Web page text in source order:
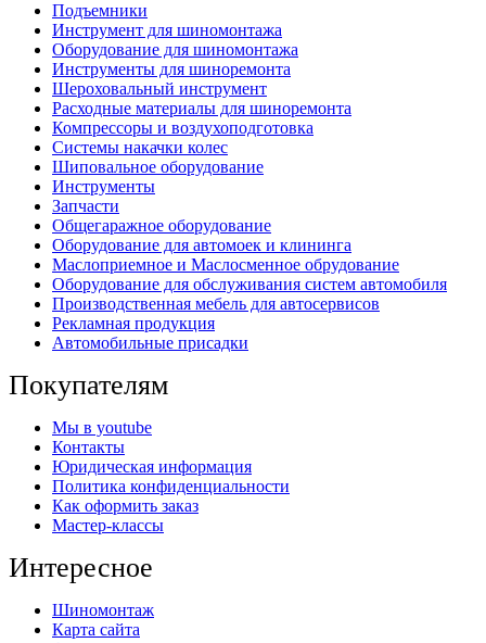
Подъемники
Инструмент для шиномонтажа
Оборудование для шиномонтажа
Инструменты для шиноремонта
Шероховальный инструмент
Расходные материалы для шиноремонта
Компрессоры и воздухоподготовка
Системы накачки колес
Шиповальное оборудование
Инструменты
Запчасти
Общегаражное оборудование
Оборудование для автомоек и клининга
Маслоприемное и Маслосменное обрудование
Оборудование для обслуживания систем автомобиля
Производственная мебель для автосервисов
Рекламная продукция
Автомобильные присадки
Покупателям
Мы в youtube
Контакты
Юридическая информация
Политика конфиденциальности
Как оформить заказ
Мастер-классы
Интересное
Шиномонтаж
Карта сайта